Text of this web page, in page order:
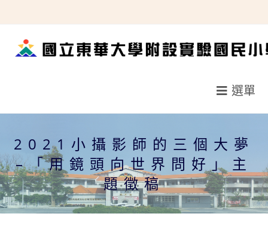
轉
選單
2021小攝影師的三個大夢
–「用鏡頭向世界問好」主
題徵稿